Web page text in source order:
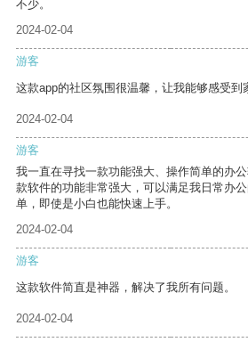
不少。
2024-02-04
游客
这款app的社区氛围很温馨，让我能够感受到
2024-02-04
游客
我一直在寻找一款功能强大、操作简单的办
款软件的功能非常强大，可以满足我日常办
单，即使是小白也能快速上手。
2024-02-04
游客
这款软件简直是神器，解决了我所有问题。
2024-02-04